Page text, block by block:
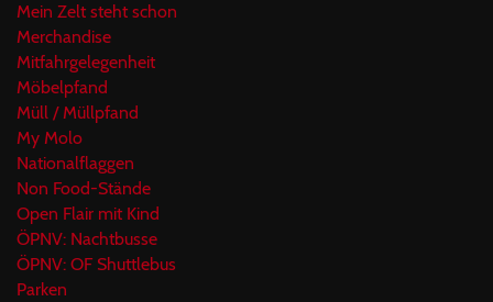
Mein Zelt steht schon
Merchandise
Mitfahrgelegenheit
Möbelpfand
Müll / Müllpfand
My Molo
Nationalflaggen
Non Food-Stände
Open Flair mit Kind
ÖPNV: Nachtbusse
ÖPNV: OF Shuttlebus
Parken